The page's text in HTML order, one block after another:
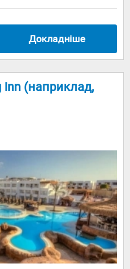
обов'язково
сходіть до
нічних
клубів, які
одними з
світу.
Словаччина
– це
незвичайна
країна, де,
на перший
погляд,
нічого
Докладніше
Inn (наприклад,